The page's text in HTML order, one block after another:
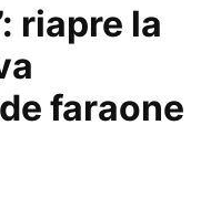
riapre la
faraone